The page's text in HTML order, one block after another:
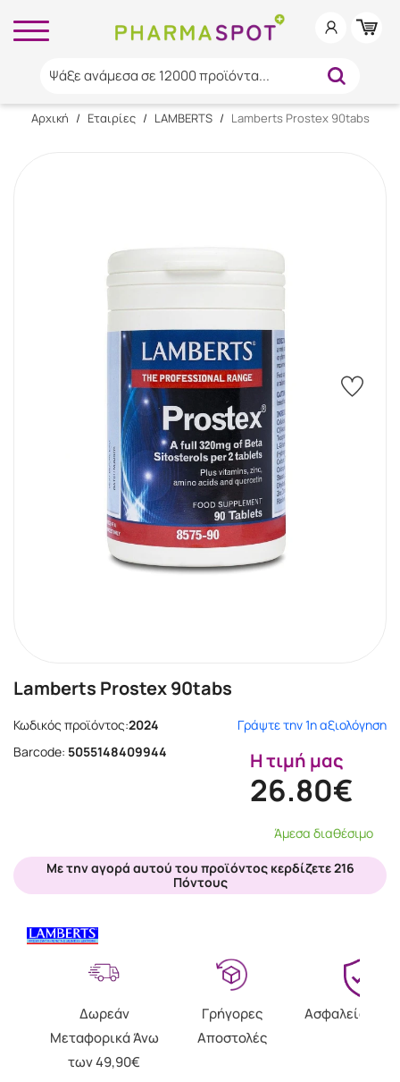
Ψάξε ανάμεσα σε 12000 προϊόντα...
Αρχική / Εταιρίες / LAMBERTS / Lamberts Prostex 90tabs
Lamberts Prostex 90tabs
Κωδικός προϊόντος:2024
Γράψτε την 1η αξιολόγηση
Barcode: 5055148409944 Η τιμή μας
26.80€
Άμεσα διαθέσιμο
Με την αγορά αυτού του προϊόντος κερδίζετε 216
Πόντους
Δωρεάν
Μεταφορικά Άνω
των 49,90€
Γρήγορες
Αποστολές
Ασφαλείς